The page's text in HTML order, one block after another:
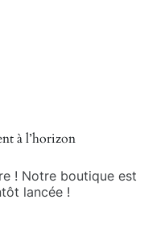
à l’horizon
! Notre boutique est
lancée !